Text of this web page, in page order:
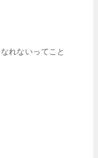
れないってこと